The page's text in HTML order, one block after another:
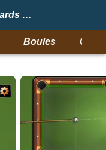
BestAllGames : 8 Ball Billiards Classic
Boules